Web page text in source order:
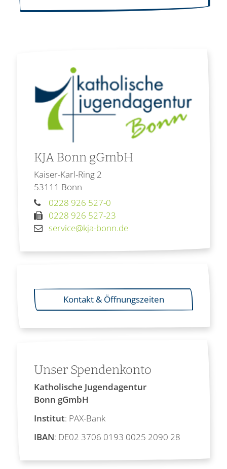
KJA Bonn gGmbH
Kaiser-Karl-Ring 2
53111 Bonn
0228 926 527-0
0228 926 527-23
service@kja-bonn.de
Kontakt & Öffnungszeiten
Unser Spendenkonto
Katholische Jugendagentur
Bonn gGmbH
Institut: PAX-Bank
IBAN: DE02 3706 0193 0025 2090 28